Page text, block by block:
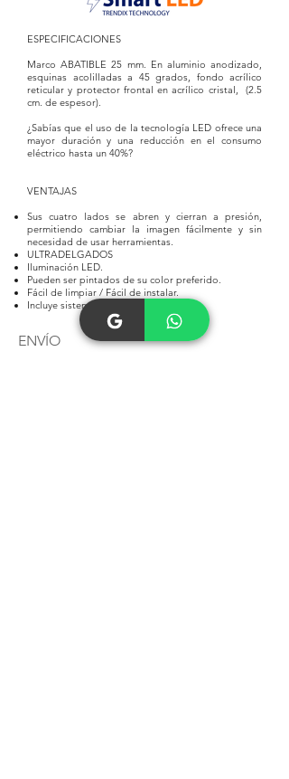
ESPECIFICACIONES
Marco ABATIBLE 25 mm. En aluminio anodizado,
esquinas acolilladas a 45 grados, fondo acrílico
reticular y protector frontal en acrílico cristal, (2.5
cm. de espesor).
¿Sabías que el uso de la tecnología LED ofrece una
mayor duración y una reducción en el consumo
eléctrico hasta un 40%?
VENTAJAS
Sus cuatro lados se abren y cierran a presión,
permitiendo cambiar la imagen fácilmente y sin
necesidad de usar herramientas.
ULTRADELGADOS
Iluminación LED.
Pueden ser pintados de su color preferido.
Fácil de limpiar / Fácil de instalar.
Incluye sistema de instalación.
ENVÍO